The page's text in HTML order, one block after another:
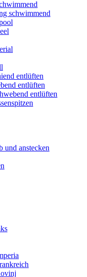
schwimmend
entlüften
entlüften
entlüften
und anstecken